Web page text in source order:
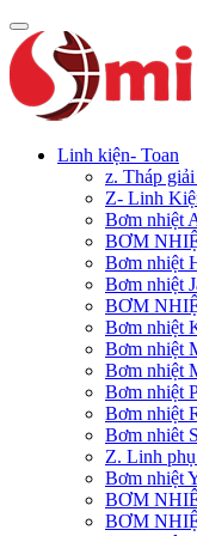
Linh kiện- Toan
z. Tháp
Z- Linh
Bơm nhiệt
BƠM
Bơm nhiệt
Bơm nhiệt
BƠM
Bơm nhiệt
Bơm nhiệt
Bơm nhiệt
Bơm nhiệt
Bơm nhiệt
Bơm nhiêt
Z. Linh
Bơm nhiệt
BƠM
BƠM